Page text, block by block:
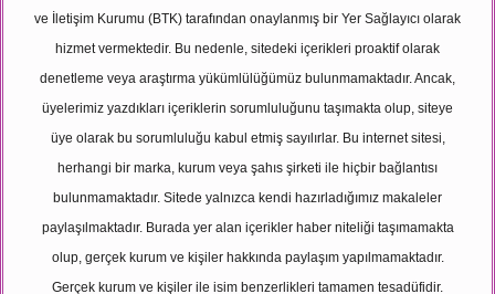
ve İletişim Kurumu (BTK) tarafından onaylanmış bir Yer Sağlayıcı olarak
hizmet vermektedir. Bu nedenle, sitedeki içerikleri proaktif olarak
denetleme veya araştırma yükümlülüğümüz bulunmamaktadır. Ancak,
üyelerimiz yazdıkları içeriklerin sorumluluğunu taşımakta olup, siteye
üye olarak bu sorumluluğu kabul etmiş sayılırlar. Bu internet sitesi,
herhangi bir marka, kurum veya şahıs şirketi ile hiçbir bağlantısı
bulunmamaktadır. Sitede yalnızca kendi hazırladığımız makaleler
paylaşılmaktadır. Burada yer alan içerikler haber niteliği taşımamakta
olup, gerçek kurum ve kişiler hakkında paylaşım yapılmamaktadır.
Gerçek kurum ve kişiler ile isim benzerlikleri tamamen tesadüfidir.